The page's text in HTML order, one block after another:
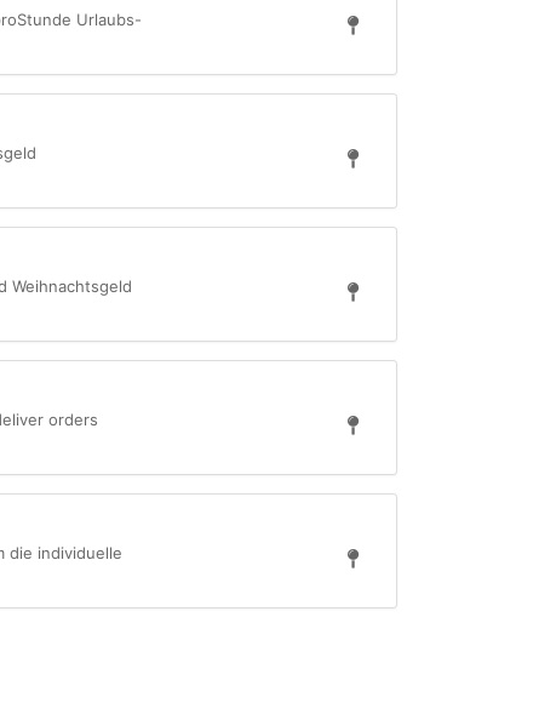
Urlaubs-
Weihnachtsgeld
orders
die individuelle